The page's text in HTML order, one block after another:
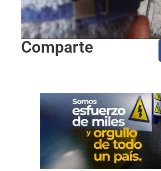
Comparte